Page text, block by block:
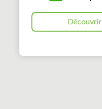
Découvrir